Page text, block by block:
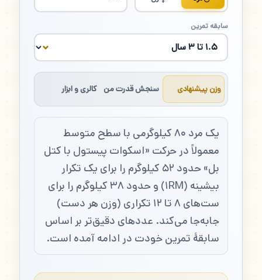
سابقه تمرین
وزن پیشنهادی سنجش قدرت من کالری و ابزار
یک مرد ۸۰ کیلوگرمی با سطح متوسط
معمولاً در حرکت «اسکوات پیستول با کتل
بل» حدود ۵۲ کیلوگرم را برای یک تکرار
بیشینه (۱RM) و حدود ۳۸ کیلوگرم را برای
ست‌های ۸ تا ۱۲ تکراری (وزن هر دست)
جابه‌جا می‌کند. عددهای دقیق‌تر بر اساس
سابقهٔ تمرین خودت در ادامه آمده است.